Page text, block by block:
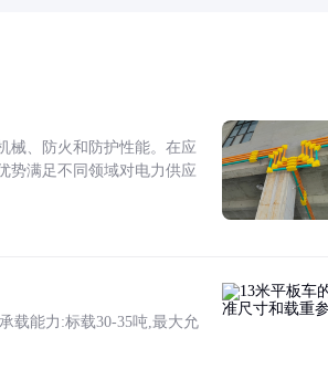
械、防火和防护性能。在应
势满足不同领域对电力供应
载能力:标载30-35吨,最大允